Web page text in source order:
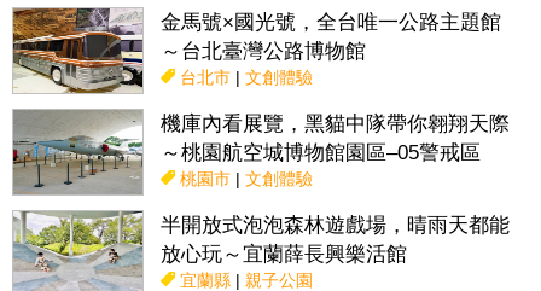
金馬號×國光號，全台唯一公路主題館
～台北臺灣公路博物館
台北市| 文創體驗
機庫內看展覽，黑貓中隊帶你翱翔天際
～桃園航空城博物館園區–05警戒區
桃園市| 文創體驗
半開放式泡泡森林遊戲場，晴雨天都能
放心玩～宜蘭薛長興樂活館
宜蘭縣| 親子公園